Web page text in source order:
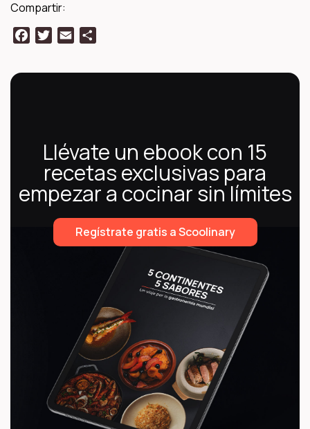
Compartir:
FacebookTwitter
Email
Llévate un ebook con 15
recetas exclusivas para
empezar a cocinar sin límites
Regístrate gratis a Scoolinary